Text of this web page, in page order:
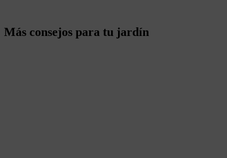
Más consejos para tu jardín